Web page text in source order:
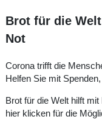
Brot für die
Not
Corona trifft die
Helfen Sie mit
Brot für die Welt hilft
hier klicken für die